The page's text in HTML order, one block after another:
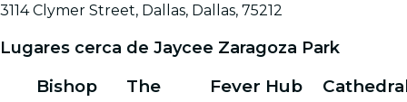
3114 Clymer Street, Dallas, Dallas, 75212
Lugares cerca de Jaycee Zaragoza Park
Bishop
The
Fever Hub